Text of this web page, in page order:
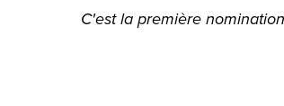
C'est la première